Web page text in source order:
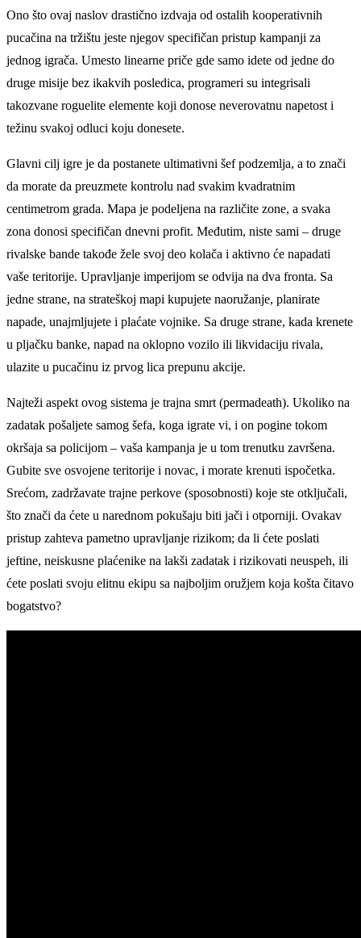
Ono što ovaj naslov drastično izdvaja od ostalih kooperativnih
pucačina na tržištu jeste njegov specifičan pristup kampanji za
jednog igrača. Umesto linearne priče gde samo idete od jedne do
druge misije bez ikakvih posledica, programeri su integrisali
takozvane roguelite elemente koji donose neverovatnu napetost i
težinu svakoj odluci koju donesete.
Glavni cilj igre je da postanete ultimativni šef podzemlja, a to znači
da morate da preuzmete kontrolu nad svakim kvadratnim
centimetrom grada. Mapa je podeljena na različite zone, a svaka
zona donosi specifičan dnevni profit. Međutim, niste sami – druge
rivalske bande takođe žele svoj deo kolača i aktivno će napadati
vaše teritorije. Upravljanje imperijom se odvija na dva fronta. Sa
jedne strane, na strateškoj mapi kupujete naoružanje, planirate
napade, unajmljujete i plaćate vojnike. Sa druge strane, kada krenete
u pljačku banke, napad na oklopno vozilo ili likvidaciju rivala,
ulazite u pucačinu iz prvog lica prepunu akcije.
Najteži aspekt ovog sistema je trajna smrt (permadeath). Ukoliko na
zadatak pošaljete samog šefa, koga igrate vi, i on pogine tokom
okršaja sa policijom – vaša kampanja je u tom trenutku završena.
Gubite sve osvojene teritorije i novac, i morate krenuti ispočetka.
Srećom, zadržavate trajne perkove (sposobnosti) koje ste otključali,
što znači da ćete u narednom pokušaju biti jači i otporniji. Ovakav
pristup zahteva pametno upravljanje rizikom; da li ćete poslati
jeftine, neiskusne plaćenike na lakši zadatak i rizikovati neuspeh, ili
ćete poslati svoju elitnu ekipu sa najboljim oružjem koja košta čitavo
bogatstvo?